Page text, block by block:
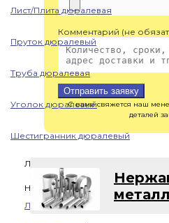
Лист/Плита дюралевая
Пруток дюралевый
Труба дюралевая
Уголок дюралевый
Шестигранник дюралевый
Латунь
Назад
Латунь
Комментарий (не
Отправить заявку
С вами свяжется наш
деталей